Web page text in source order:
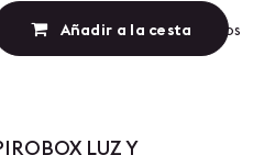
Añadir a lista de deseos
Añadir a la cesta
LUZ Y